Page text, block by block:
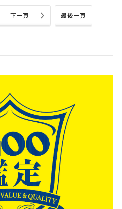
最後一頁
下一頁